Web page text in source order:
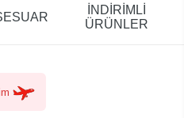
İNDİRİMLİ
ÜRÜNLER